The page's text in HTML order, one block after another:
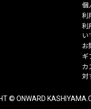
個
利
利
い
お
ギ
カ
対
© ONWARD